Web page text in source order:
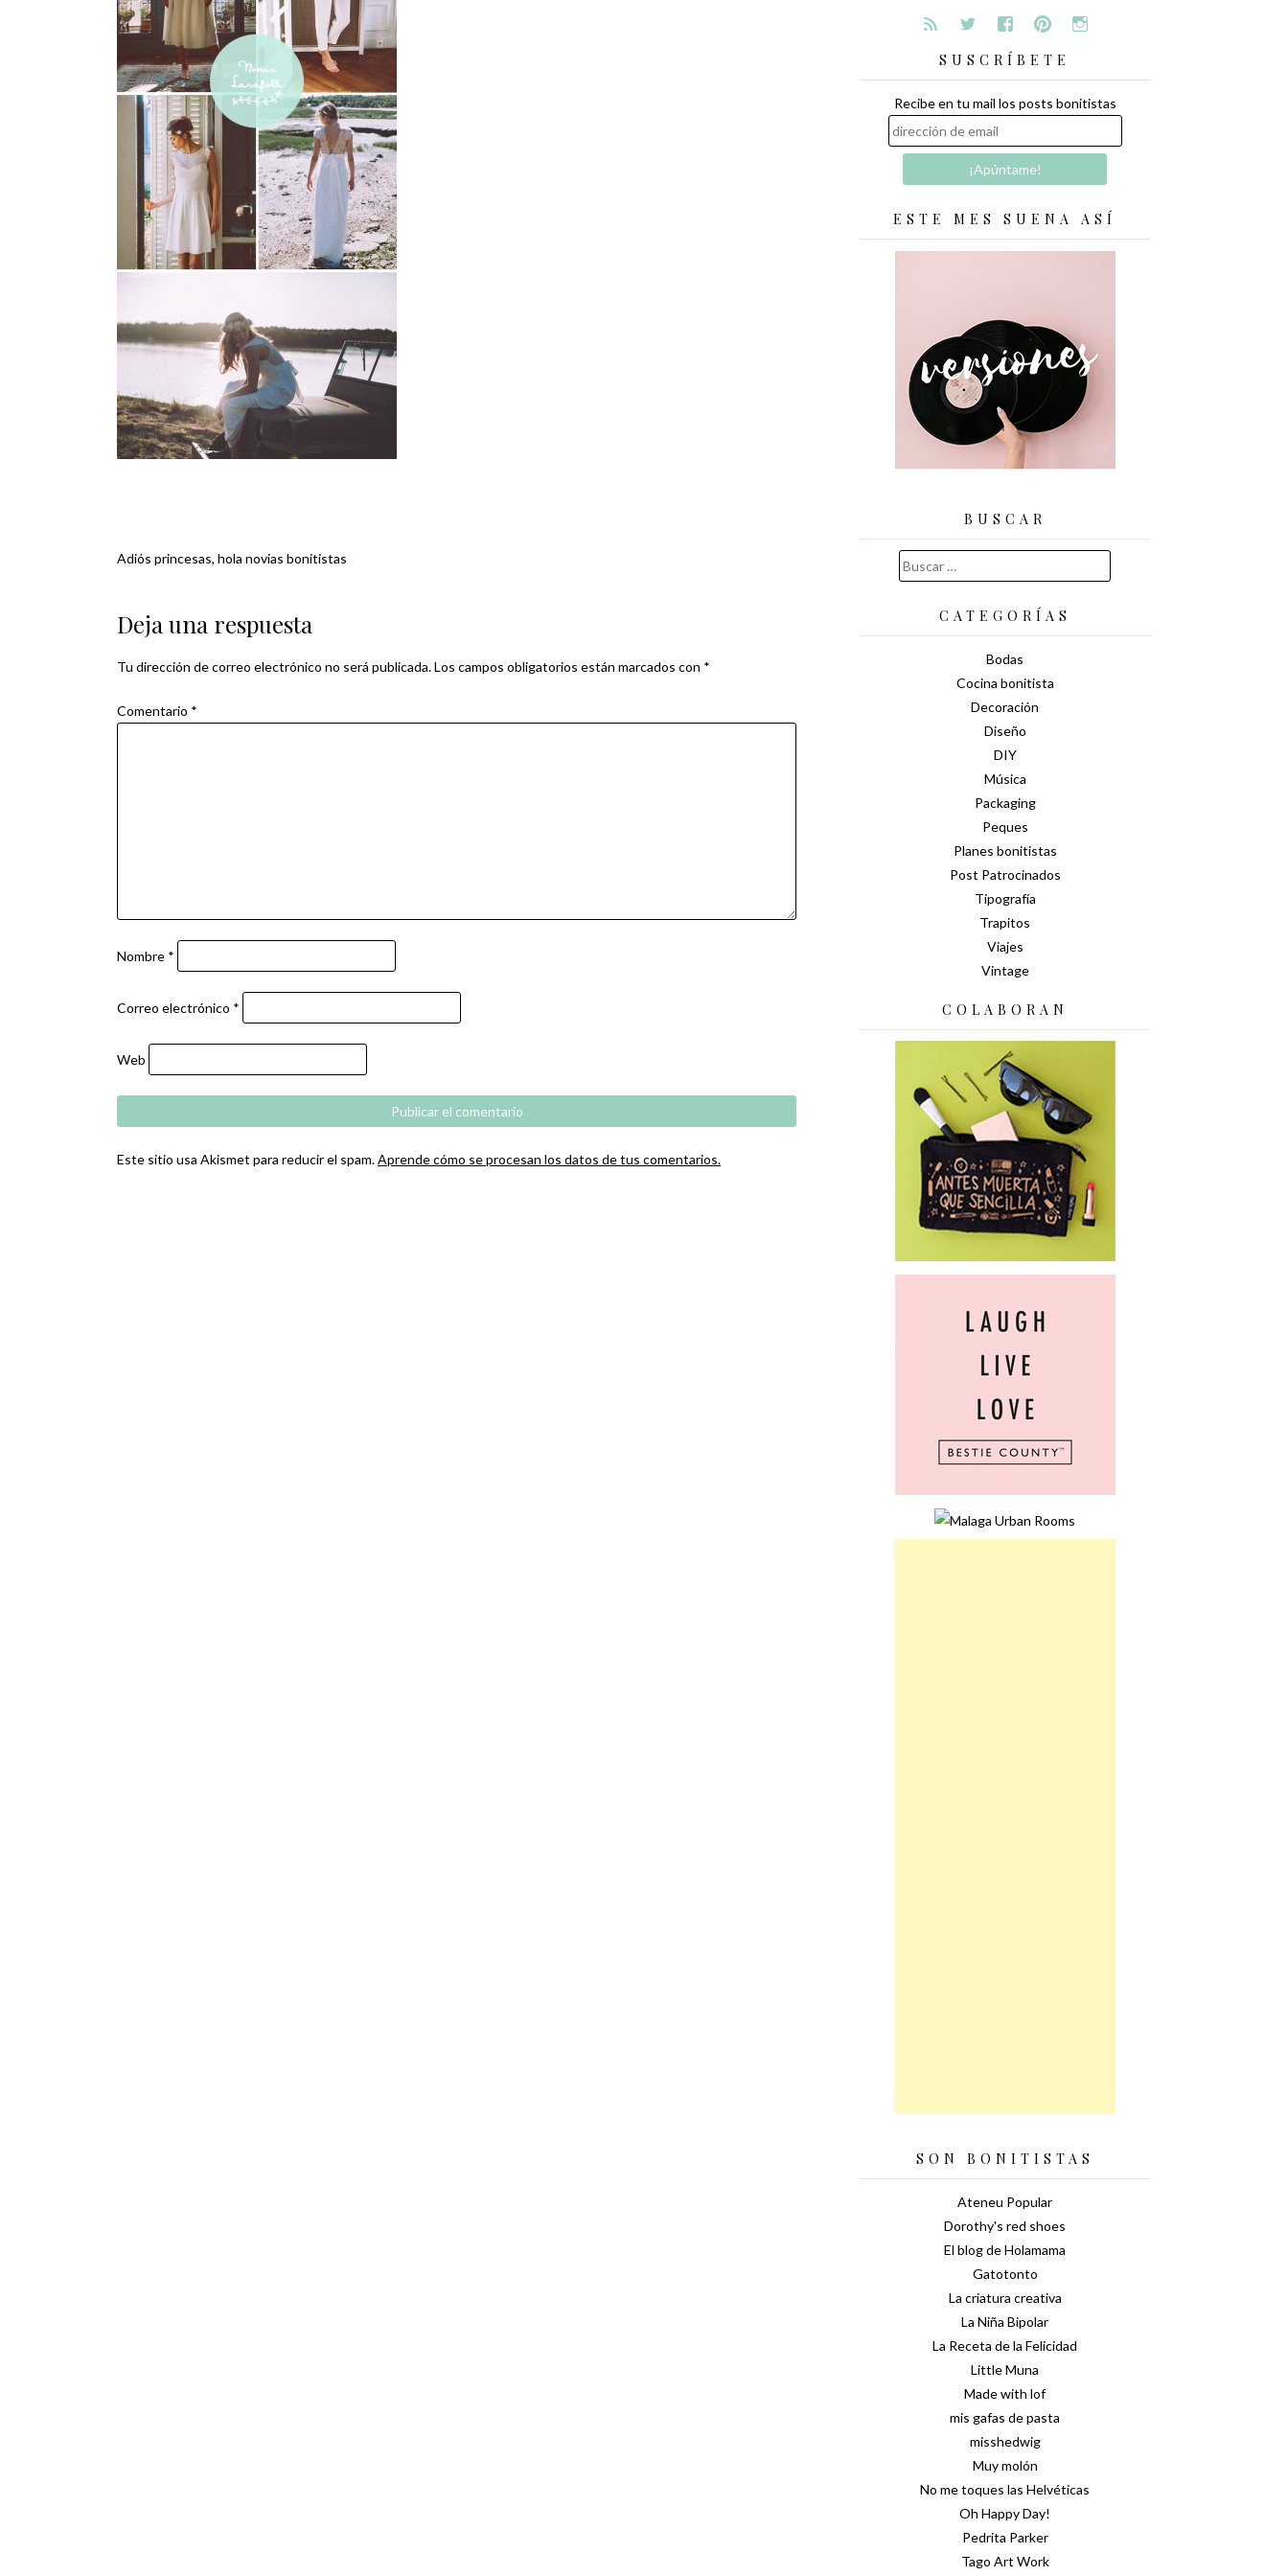
Navegación
de
entradas
Adiós princesas, hola novias bonitistas
Deja una respuesta
Tu dirección de correo electrónico no será publicada.Los campos obligatorios están marcados con *
Comentario *
Nombre *
Correo electrónico *
Web
Este sitio usa Akismet para reducir el spam.Aprende cómo se procesan los datos de tus comentarios.
SUSCRÍBETE
Recibe en tu mail los posts bonitistas
ESTE MES SUENA ASÍ
BUSCAR
Buscar:
CATEGORÍAS
Bodas
Cocina bonitista
Decoración
Diseño
DIY
Música
Packaging
Peques
Planes bonitistas
Post Patrocinados
Tipografía
Trapitos
Viajes
Vintage
COLABORAN
SON BONITISTAS
Ateneu Popular
Dorothy's red shoes
El blog de Holamama
Gatotonto
La criatura creativa
La Niña Bipolar
La Receta de la Felicidad
Little Muna
Made with lof
mis gafas de pasta
misshedwig
Muy molón
No me toques las Helvéticas
Oh Happy Day!
Pedrita Parker
Tago Art Work